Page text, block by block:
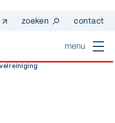
zoeken contact
menu